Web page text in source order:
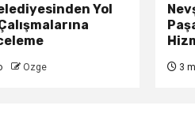
Yol
Ozge 3